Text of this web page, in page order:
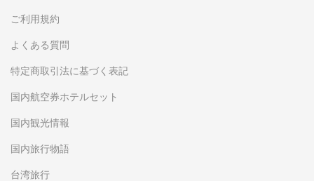
ご利用規約
よくある質問
特定商取引法に基づく表記
国内航空券ホテルセット
国内観光情報
国内旅行物語
台湾旅行